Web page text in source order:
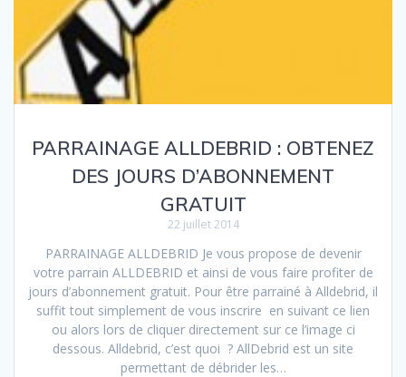
PARRAINAGE ALLDEBRID : OBTENEZ
DES JOURS D’ABONNEMENT
GRATUIT
22 juillet 2014
PARRAINAGE ALLDEBRID Je vous propose de devenir
votre parrain ALLDEBRID et ainsi de vous faire profiter de
jours d’abonnement gratuit. Pour être parrainé à Alldebrid, il
suffit tout simplement de vous inscrire en suivant ce lien
ou alors lors de cliquer directement sur ce l’image ci
dessous. Alldebrid, c’est quoi ? AllDebrid est un site
permettant de débrider les…